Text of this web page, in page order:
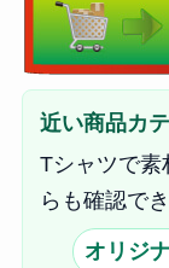
近い商品カ
Tシャツで素
らも確認でき
オリジ